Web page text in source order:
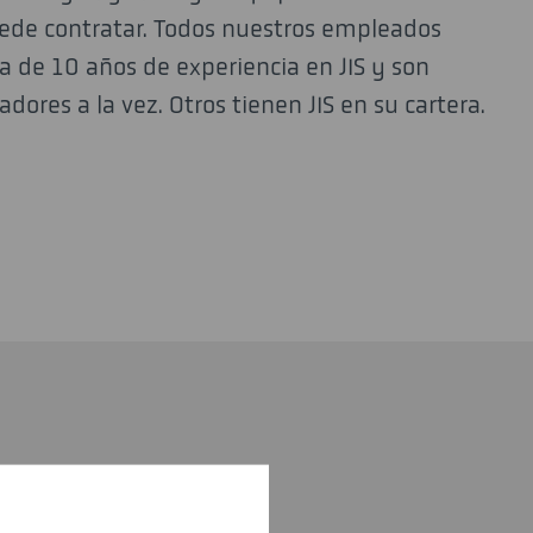
contratar. Todos nuestros empleados
de 10 años de experiencia en JIS y son
a la vez. Otros tienen JIS en su cartera.